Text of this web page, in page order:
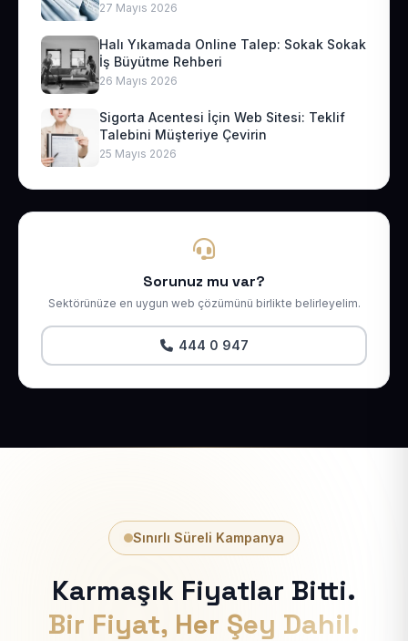
27 Mayıs 2026
Halı Yıkamada Online Talep: Sokak Sokak
İş Büyütme Rehberi
26 Mayıs 2026
Sigorta Acentesi İçin Web Sitesi: Teklif
Talebini Müşteriye Çevirin
25 Mayıs 2026
Sorunuz mu var?
Sektörünüze en uygun web çözümünü birlikte belirleyelim.
444 0 947
Sınırlı Süreli Kampanya
Karmaşık Fiyatlar Bitti.
Bir Fiyat, Her Şey Dahil.